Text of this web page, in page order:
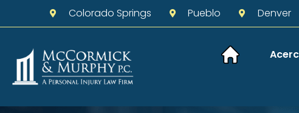
Colorado Springs Pueblo Denver